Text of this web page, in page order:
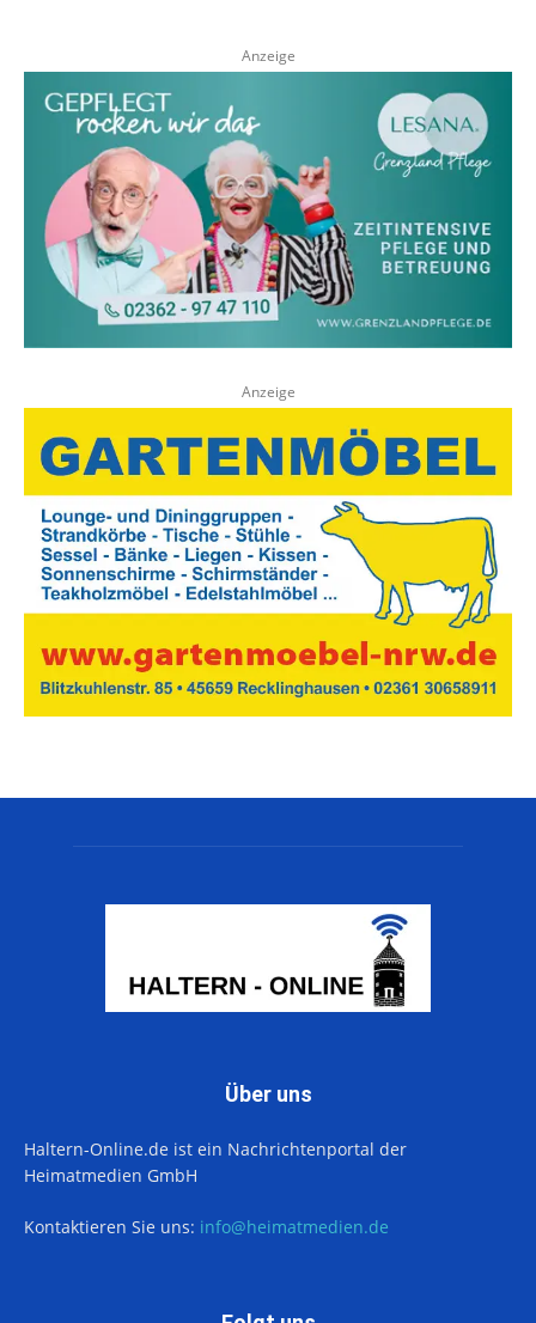
Über uns
Haltern-Online.de ist ein Nachrichtenportal der
Heimatmedien GmbH
Kontaktieren Sie uns: info@heimatmedien.de